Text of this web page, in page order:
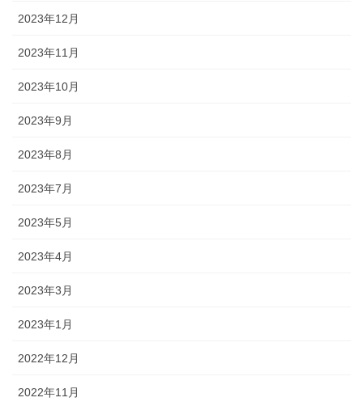
2023年12月
2023年11月
2023年10月
2023年9月
2023年8月
2023年7月
2023年5月
2023年4月
2023年3月
2023年1月
2022年12月
2022年11月